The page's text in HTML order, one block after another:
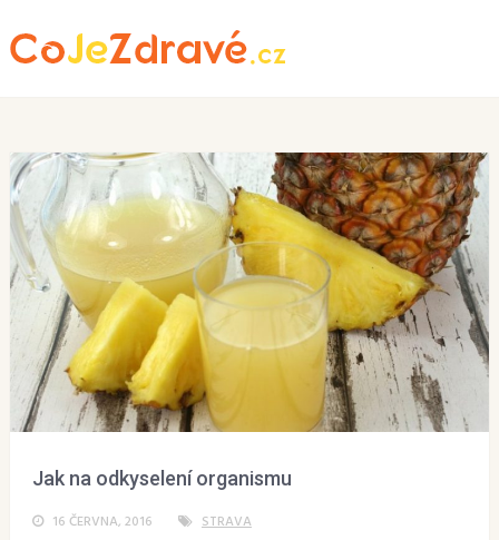
Jak na odkyselení organismu
16 ČERVNA, 2016 STRAVA